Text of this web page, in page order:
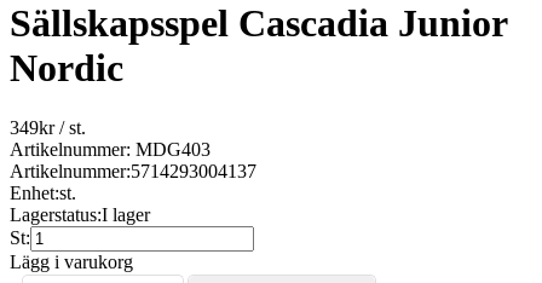
Sällskapsspel Cascadia Junior
Nordic
349kr/ st.
Artikelnummer: MDG403
Artikelnummer:5714293004137
Enhet:st.
Lagerstatus:I lager
St:
Lägg i varukorg